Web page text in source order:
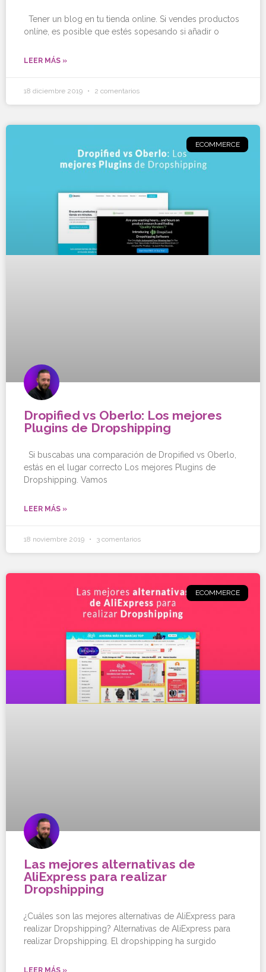
Tener un blog en tu tienda online. Si vendes productos
onlíne, es posible que estés sopesando si añadir o
LEER MÁS »
18 diciembre 2019 2 comentarios
ECOMMERCE
Dropified vs Oberlo: Los mejores
Plugins de Dropshipping
Si buscabas una comparación de Dropified vs Oberlo,
estás en el lugar correcto Los mejores Plugins de
Dropshipping. Vamos
LEER MÁS »
18 noviembre 2019 3 comentarios
ECOMMERCE
Las mejores alternativas de
AliExpress para realizar
Dropshipping
¿Cuáles son las mejores alternativas de AliExpress para
realizar Dropshipping? Alternativas de AliExpress para
realizar Dropshipping. El dropshipping ha surgido
LEER MÁS »